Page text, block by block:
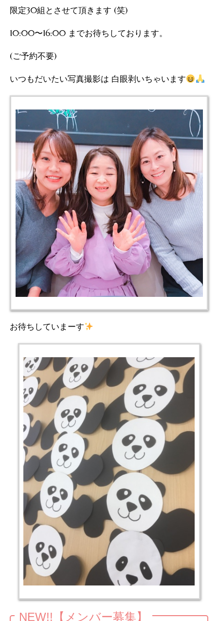
限定30組とさせて頂きます (笑)
10:00〜16:00 までお待ちしております。
(ご予約不要)
いつもだいたい写真撮影は 白眼剥いちゃいます
お待ちしていまーす
NEW!!【メンバー募集】